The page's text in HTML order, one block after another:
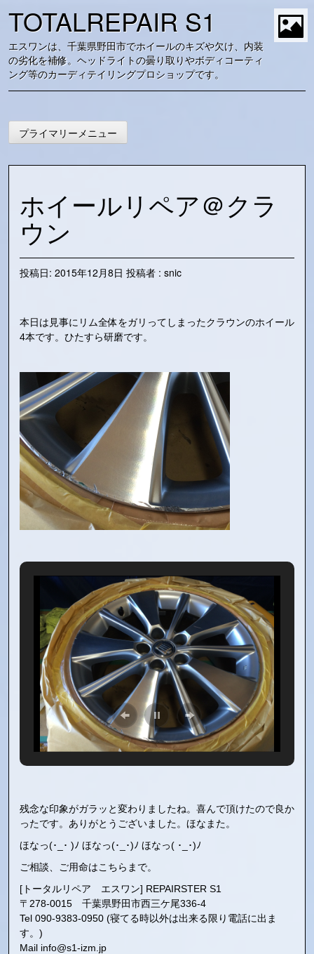
ツ
ス
ッ
TOTALREPAIR S1
エスワンは、千葉県野田市でホイールのキズや欠け、内装
の劣化を補修。ヘッドライトの曇り取りやボディコーティ
ング等のカーディテイリングプロショップです。
プライマリーメニュー
ホイールリペア＠クラ
ウン
投稿日: 2015年12月8日 投稿者 : snic
本日は見事にリム全体をガリってしまったクラウンのホイール
4本です。ひたすら研磨です。
残念な印象がガラッと変わりましたね。喜んで頂けたので良か
ったです。ありがとうございました。ほなまた。
ほなっ(･_･ )ﾉ ほなっ(･_･)ﾉ ほなっ( ･_･)ﾉ
ご相談、ご用命はこちらまで。
[トータルリペア エスワン] REPAIRSTER S1
〒278-0015 千葉県野田市西三ケ尾336-4
Tel 090-9383-0950 (寝てる時以外は出来る限り電話に出ま
す。)
Mail info@s1-izm.jp